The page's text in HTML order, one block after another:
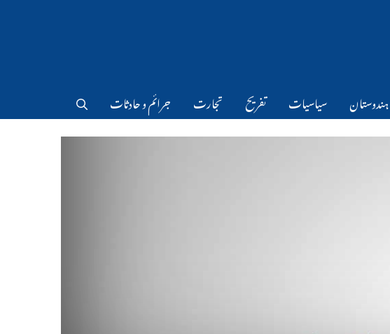
ہندوستان سیاسیات تفریح تجارت جرائم و حادثات